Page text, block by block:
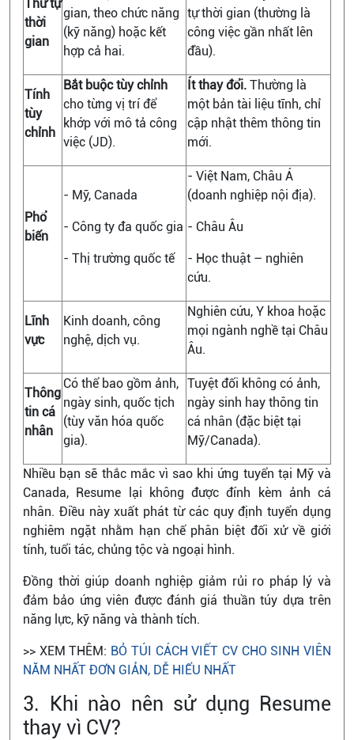
Thứ tự
thời
gian
gian, theo chức năng
(kỹ năng) hoặc kết
hợp cả hai.
tự thời gian (thường là
công việc gần nhất lên
đầu).
Tính
tùy
chỉnh
Bắt buộc tùy chỉnh
cho từng vị trí để
khớp với mô tả công
việc (JD).
Ít thay đổi. Thường là
một bản tài liệu tĩnh, chỉ
cập nhật thêm thông tin
mới.
Phổ
biến
- Mỹ, Canada
- Công ty đa quốc gia
- Thị trường quốc tế
- Việt Nam, Châu Á
(doanh nghiệp nội địa).
- Châu Âu
- Học thuật – nghiên
cứu.
Lĩnh
vực
Kinh doanh, công
nghệ, dịch vụ.
Nghiên cứu, Y khoa hoặc
mọi ngành nghề tại Châu
Âu.
Thông
tin cá
nhân
Có thể bao gồm ảnh,
ngày sinh, quốc tịch
(tùy văn hóa quốc
gia).
Tuyệt đối không có ảnh,
ngày sinh hay thông tin
cá nhân (đặc biệt tại
Mỹ/Canada).
Nhiều bạn sẽ thắc mắc vì sao khi ứng tuyển tại Mỹ và
Canada, Resume lại không được đính kèm ảnh cá
nhân. Điều này xuất phát từ các quy định tuyển dụng
nghiêm ngặt nhằm hạn chế phân biệt đối xử về giới
tính, tuổi tác, chủng tộc và ngoại hình.
Đồng thời giúp doanh nghiệp giảm rủi ro pháp lý và
đảm bảo ứng viên được đánh giá thuần túy dựa trên
năng lực, kỹ năng và thành tích.
>> XEM THÊM: BỎ TÚI CÁCH VIẾT CV CHO SINH VIÊN
NĂM NHẤT ĐƠN GIẢN, DỄ HIỂU NHẤT
3. Khi nào nên sử dụng Resume
thay vì CV?